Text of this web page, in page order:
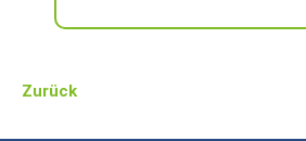
BAG
Zurück